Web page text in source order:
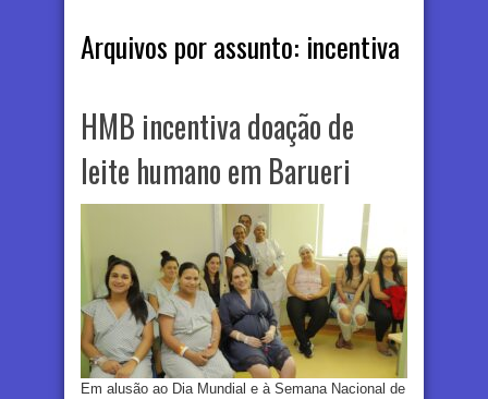
Arquivos por assunto: incentiva
HMB incentiva doação de
leite humano em Barueri
Em alusão ao Dia Mundial e à Semana Nacional de